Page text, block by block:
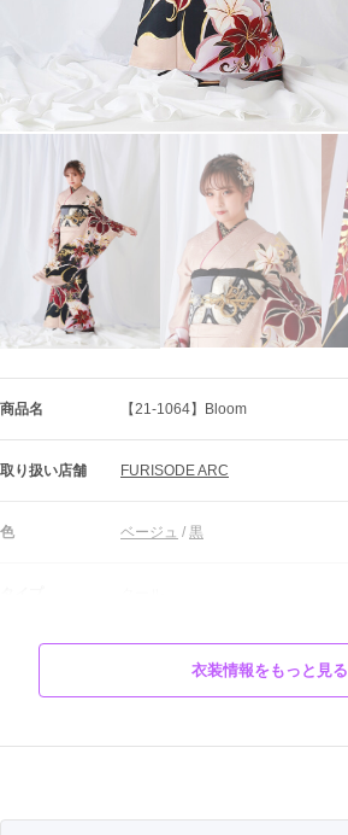
商品名 【21-1064】Bloom
取り扱い店舗 FURISODE ARC
色 ベージュ / 黒
衣装情報をもっと見る